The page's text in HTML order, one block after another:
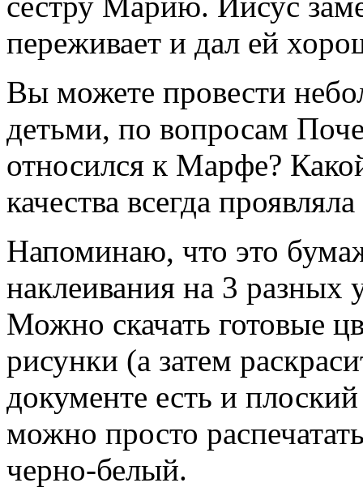
переживает и дал ей
Вы можете провести
детьми, по вопросам
относился к Марфе?
качества всегда
Напоминаю, что это
наклеивания на 3 разных
Можно скачать готовые
рисунки (а затем
документе есть и
можно просто
черно-белый.